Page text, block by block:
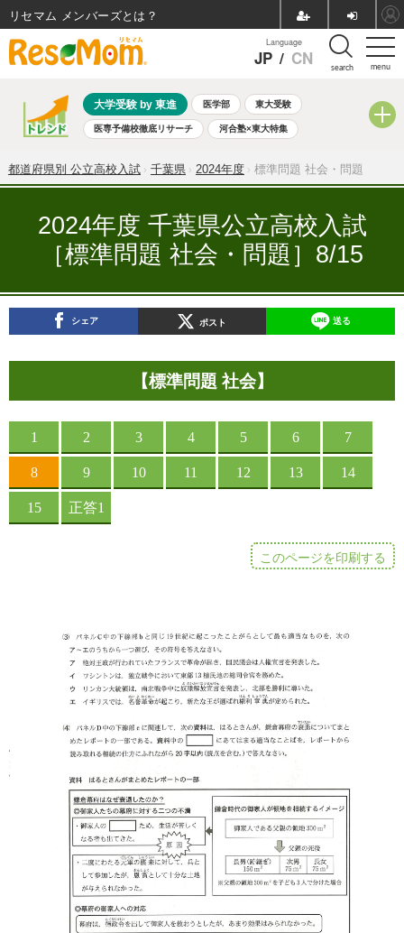
menu
Language
JP / CN search
大学受験 by 東進 医学部 東大受験
医専予備校徹底リサーチ 河合塾×東大特集
共通テスト 夏休み 8月開催学校説明会・相談会
自由研究教材（小学生向け） 自由研究教材（中学生向け）
ランキング
都道府県別 公立高校入試 千葉県 2024年度 標準問題 社会・問題
2024年度 千葉県公立高校入試
［標準問題 社会・問題］8/15
シェア ポスト 送る
【標準問題 社会】
このページを印刷する
リセマム メンバーズ